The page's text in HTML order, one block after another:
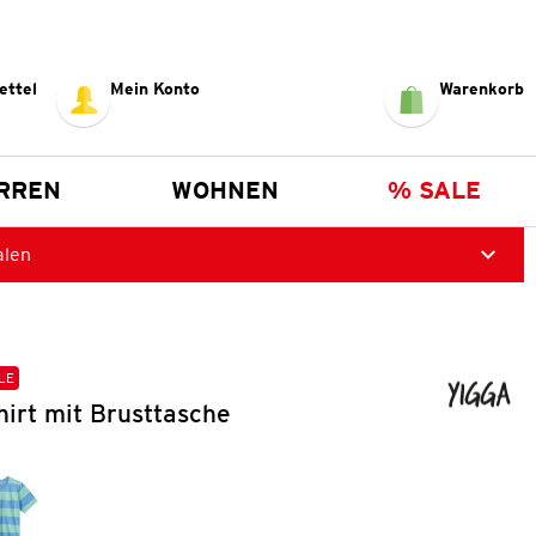
Mein Konto Warenkorb
WOHNEN % SALE
mit Brusttasche